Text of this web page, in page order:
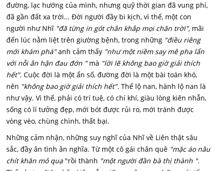
đường, lạc hướng của mình, nhưng quỹ thời gian đã vung phí,
đã gần đất xa trời... Đời người đầy bi kịch, vì thế, một con
người như Nhĩ "đã từng in gót chân khắp mọi chăn trời", mãi
đến lúc nằm liệt trên giường bệnh, trong những "điều riêng
mới khám phá"anh cảm thấy "như một niềm say mê pha lẩn
với nỗi ân hận đau đớn " mà "lời lẽ không bao giờ giải thích
hết". Cuộc đời là một ẩn số, đường đời là một bài toán khó,
nên "không bao giờ giải thích hết". Thế lộ nan, hành lộ nan là
như vậy. Vì thế, phải có trí tuệ, có chí khí, giàu lòng kiên nhẫn,
sống có lí tưởng đẹp, mới bót được rủi ro, mới tránh được
vòng vèo, chùng chình, thất bại.
Những cảm nhận, những suy nghĩ của Nhĩ về Liên thật sâu
sắc, đầy ân tình ân nghĩa. Từ một cô gái chân quê "mặc áo nâu
chít khăn mỏ quạ "rồi thành "một người đần bà thị thành ".